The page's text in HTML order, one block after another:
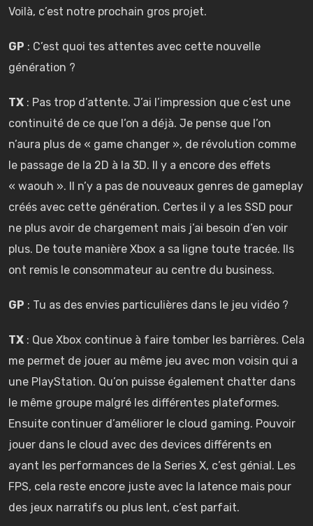
Voilà, c’est notre prochain gros projet.
GP : C’est quoi tes attentes avec cette nouvelle
génération ?
TX : Pas trop d’attente. J’ai l’impression que c’est une
continuité de ce que l’on a déjà. Je pense que l’on
n’aura plus de « game changer », de révolution comme
le passage de la 2D à la 3D. Il y a encore des effets
« waouh ». Il n’y a pas de nouveaux genres de gameplay
créés avec cette génération. Certes il y a les SSD pour
ne plus avoir de chargement mais j’ai besoin d’en voir
plus. De toute manière Xbox a sa ligne toute tracée. Ils
ont remis le consommateur au centre du business.
GP : Tu as des envies particulières dans le jeu vidéo ?
TX : Que Xbox continue à faire tomber les barrières. Cela
me permet de jouer au même jeu avec mon voisin qui a
une PlayStation. Qu’on puisse également chatter dans
le même groupe malgré les différentes plateformes.
Ensuite continuer d’améliorer le cloud gaming. Pouvoir
jouer dans le cloud avec des devices différents en
ayant les performances de la Series X, c’est génial. Les
FPS, cela reste encore juste avec la latence mais pour
des jeux narratifs ou plus lent, c’est parfait.